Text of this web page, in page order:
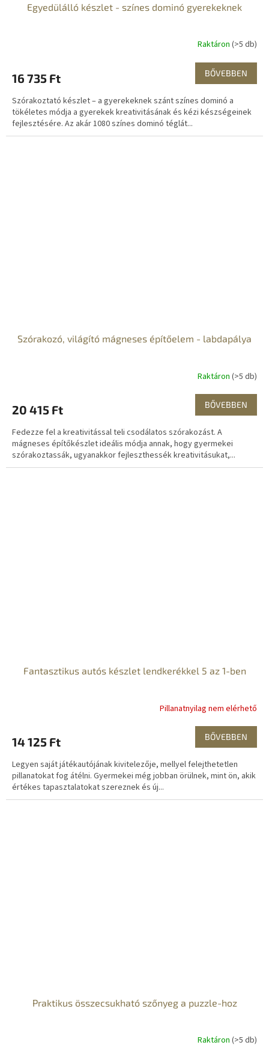
Egyedülálló készlet - színes dominó gyerekeknek
Raktáron (>5 db)
16 735 Ft BŐVEBBEN
Szórakoztató készlet – a gyerekeknek szánt színes dominó a
tökéletes módja a gyerekek kreativitásának és kézi készségeinek
fejlesztésére. Az akár 1080 színes dominó téglát...
Szórakozó, világító mágneses építőelem - labdapálya
Raktáron (>5 db)
20 415 Ft BŐVEBBEN
Fedezze fel a kreativitással teli csodálatos szórakozást. A
mágneses építőkészlet ideális módja annak, hogy gyermekei
szórakoztassák, ugyanakkor fejleszthessék kreativitásukat,...
Fantasztikus autós készlet lendkerékkel 5 az 1-ben
Pillanatnyilag nem elérhető
14 125 Ft BŐVEBBEN
Legyen saját játékautójának kivitelezője, mellyel felejthetetlen
pillanatokat fog átélni. Gyermekei még jobban örülnek, mint ön, akik
értékes tapasztalatokat szereznek és új...
Praktikus összecsukható szőnyeg a puzzle-hoz
Raktáron (>5 db)